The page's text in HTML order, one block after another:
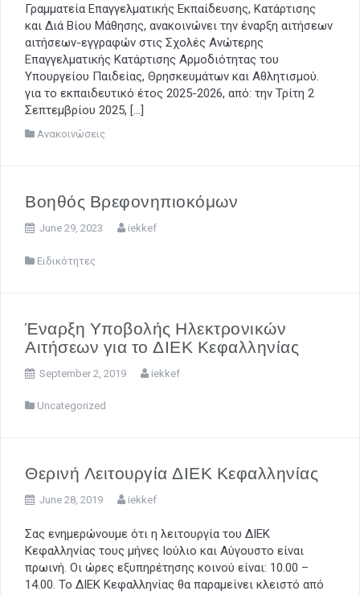
Γραμματεία Επαγγελματικής Εκπαίδευσης, Κατάρτισης
και Διά Βίου Μάθησης, ανακοινώνει την έναρξη αιτήσεων
αιτήσεων-εγγραφών στις Σχολές Ανώτερης
Επαγγελματικής Κατάρτισης Αρμοδιότητας του
Υπουργείου Παιδείας, Θρησκευμάτων και Αθλητισμού.
για το εκπαιδευτικό έτος 2025-2026, από: την Τρίτη 2
Σεπτεμβρίου 2025, […]
Ανακοινώσεις
Βοηθός Βρεφονηπιοκόμων
June 29, 2023 iekkef
Ειδικότητες
Έναρξη Υποβολής Ηλεκτρονικών
Αιτήσεων για το ΔΙΕΚ Κεφαλληνίας
September 2, 2019 iekkef
Uncategorized
Θερινή Λειτουργία ΔΙΕΚ Κεφαλληνίας
June 28, 2019 iekkef
Σας ενημερώνουμε ότι η λειτουργία του ΔΙΕΚ
Κεφαλληνίας τους μήνες Ιούλιο και Αύγουστο είναι
πρωινή. Οι ώρες εξυπηρέτησης κοινού είναι: 10.00 –
14.00. Το ΔΙΕΚ Κεφαλληνίας θα παραμείνει κλειστό από